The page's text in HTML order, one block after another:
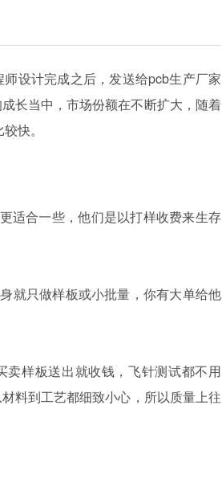
设计完成之后，发送给pcb生产厂家
长当中，市场份额在不断扩大，随着
快。
适合一些，他们是以打样收费来生存
就只做样板或小批量，你有大单给他
样板送出就收钱，飞针测试都不用
料到工艺都细致小心，所以质量上往